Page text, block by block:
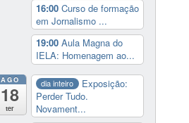
16:00 Curso de formação
em Jornalismo ...
19:00 Aula Magna do
IELA: Homenagem ao...
AGO
18
ter
dia inteiro
Exposição:
Perder Tudo.
Novament...